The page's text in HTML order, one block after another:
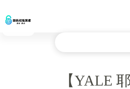
【YALE